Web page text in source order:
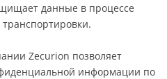
данные в процессе
Zecurion позволяет
информации по